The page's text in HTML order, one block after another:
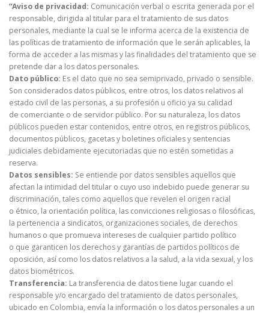
“Aviso de privacidad: Comunicación verbal o escrita generada por el
responsable, dirigida al titular para el tratamiento de sus datos
personales, mediante la cual se le informa acerca de la existencia de
las políticas de tratamiento de información que le serán aplicables, la
forma de acceder a las mismas y las finalidades del tratamiento que se
pretende dar a los datos personales.
Dato público: Es el dato que no sea semiprivado, privado o sensible.
Son considerados datos públicos, entre otros, los datos relativos al
estado civil de las personas, a su profesión u oficio ya su calidad
de comerciante o de servidor público. Por su naturaleza, los datos
públicos pueden estar contenidos, entre otros, en registros públicos,
documentos públicos, gacetas y boletines oficiales y sentencias
judiciales debidamente ejecutoriadas que no estén sometidas a
reserva.
Datos sensibles: Se entiende por datos sensibles aquellos que
afectan la intimidad del titular o cuyo uso indebido puede generar su
discriminación, tales como aquellos que revelen el origen racial
o étnico, la orientación política, las convicciones religiosas o filosóficas,
la pertenencia a sindicatos, organizaciones sociales, de derechos
humanos o que promueva intereses de cualquier partido político
o que garanticen los derechos y garantías de partidos políticos de
oposición, así como los datos relativos a la salud, a la vida sexual, y los
datos biométricos.
Transferencia: La transferencia de datos tiene lugar cuando el
responsable y/o encargado del tratamiento de datos personales,
ubicado en Colombia, envía la información o los datos personales a un